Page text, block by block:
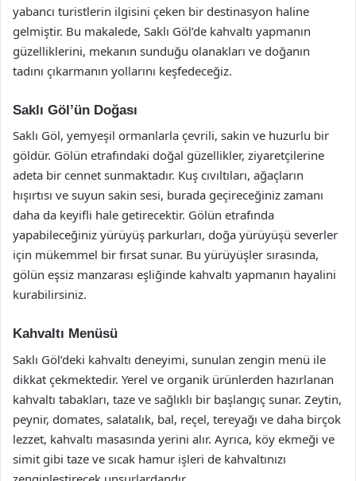
yabancı turistlerin ilgisini çeken bir destinasyon haline
gelmiştir. Bu makalede, Saklı Göl’de kahvaltı yapmanın
güzelliklerini, mekanın sunduğu olanakları ve doğanın
tadını çıkarmanın yollarını keşfedeceğiz.
Saklı Göl’ün Doğası
Saklı Göl, yemyeşil ormanlarla çevrili, sakin ve huzurlu bir
göldür. Gölün etrafındaki doğal güzellikler, ziyaretçilerine
adeta bir cennet sunmaktadır. Kuş cıvıltıları, ağaçların
hışırtısı ve suyun sakin sesi, burada geçireceğiniz zamanı
daha da keyifli hale getirecektir. Gölün etrafında
yapabileceğiniz yürüyüş parkurları, doğa yürüyüşü severler
için mükemmel bir fırsat sunar. Bu yürüyüşler sırasında,
gölün eşsiz manzarası eşliğinde kahvaltı yapmanın hayalini
kurabilirsiniz.
Kahvaltı Menüsü
Saklı Göl’deki kahvaltı deneyimi, sunulan zengin menü ile
dikkat çekmektedir. Yerel ve organik ürünlerden hazırlanan
kahvaltı tabakları, taze ve sağlıklı bir başlangıç sunar. Zeytin,
peynir, domates, salatalık, bal, reçel, tereyağı ve daha birçok
lezzet, kahvaltı masasında yerini alır. Ayrıca, köy ekmeği ve
simit gibi taze ve sıcak hamur işleri de kahvaltınızı